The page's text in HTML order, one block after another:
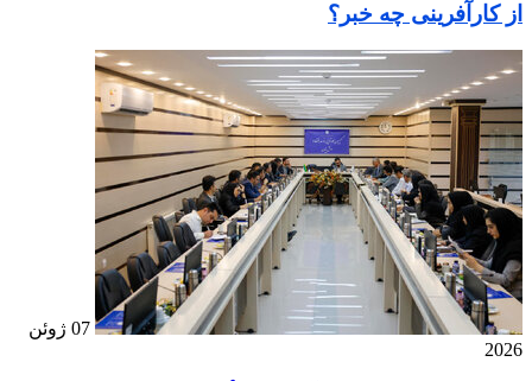
از کارآفرینی چه خبر؟
07 ژوئن
2026